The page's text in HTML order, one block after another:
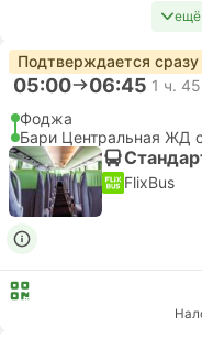
ещё
Подтверждается сразу
05:00 06:45 1 ч.
Фоджа
Бари Центральная ЖД
FlixBus